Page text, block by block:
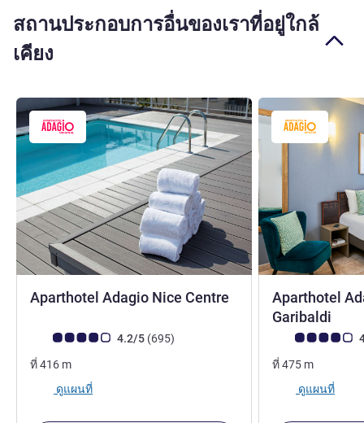
สถานประกอบการอื่นของเราที่อยู่ใกล้
เคียง
Aparthotel Adagio Nice Centre
คะแนนความคิดเห็นจากแขก (เรทติ้งบน ALL)
4.2/5 (695รีวิว รายการ
)
ที่416 m
ดูแผนที่
Aparthotel
Garibaldi
คะแนนความคิดเ
ที่475 m
ดูแผนที่